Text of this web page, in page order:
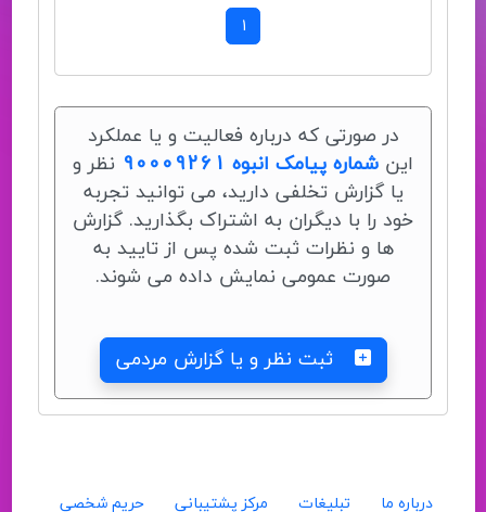
1
در صورتی که درباره فعالیت و یا عملکرد
این شماره پیامک انبوه 90009261
نظر و
یا گزارش تخلفی دارید، می توانید تجربه
خود را با دیگران به اشتراک بگذارید. گزارش
ها و نظرات ثبت شده پس از تایید به
صورت عمومی نمایش داده می شوند.
ثبت نظر و یا گزارش مردمی
درباره ما تبلیغات مرکز پشتیبانی حریم شخصی